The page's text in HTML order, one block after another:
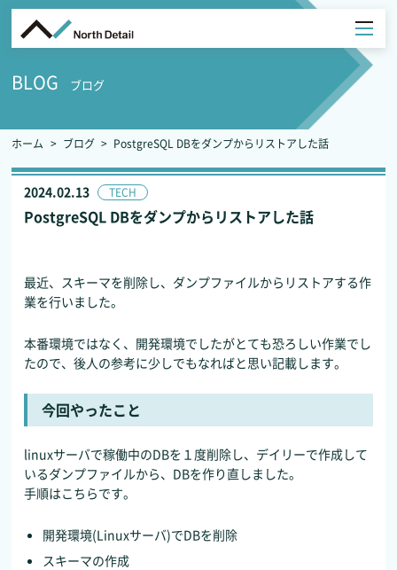
BLOG ブログ
ホーム ブログ PostgreSQL DBをダンプからリストアした話
2024.02.13 TECH
PostgreSQL DBをダンプからリストアした話
最近、スキーマを削除し、ダンプファイルからリストアする作
業を行いました。
本番環境ではなく、開発環境でしたがとても恐ろしい作業でし
たので、後人の参考に少しでもなればと思い記載します。
今回やったこと
linuxサーバで稼働中のDBを１度削除し、デイリーで作成して
いるダンプファイルから、DBを作り直しました。
手順はこちらです。
開発環境(Linuxサーバ)でDBを削除
スキーマの作成